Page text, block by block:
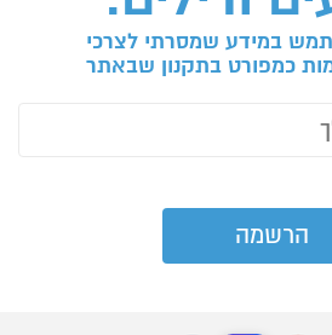
במידע שמסרתי לצרכי
כמפורט בתקנון שבאתר